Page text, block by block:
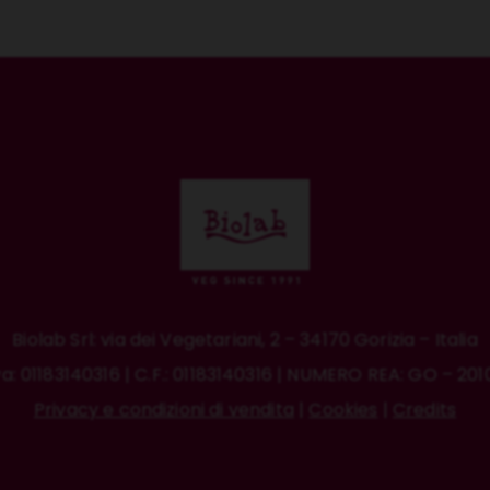
Biolab Srl: via dei Vegetariani, 2 – 34170 Gorizia – Italia
01183140316 | C.F.: 01183140316 | NUMERO REA: GO –
Privacy e condizioni di vendita
Cookies Credits